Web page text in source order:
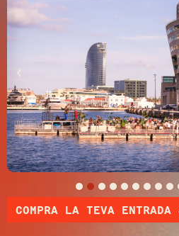
COMPRA LA TEVA ENTRADA